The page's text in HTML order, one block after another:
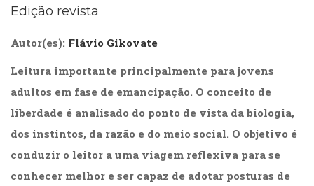
(14)
Culinária,
Alimentação
(14)
Economia,
(31)
Educação
(278)
Especial
(39)
Edição revista
Autor(es): Flávio Gikovate
Leitura importante principalmente para jovens
adultos em fase de emancipação. O conceito de
liberdade é analisado do ponto de vista da biologia,
dos instintos, da razão e do meio social. O objetivo é
conduzir o leitor a uma viagem reflexiva para se
conhecer melhor e ser capaz de adotar posturas de